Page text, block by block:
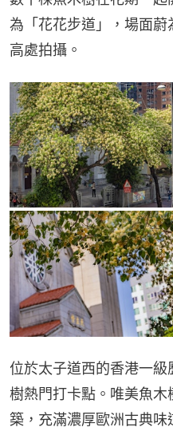
為「花花步道」，場面
高處拍攝。
位於太子道西的香港一
樹熱門打卡點。唯美魚
築，充滿濃厚歐洲古典